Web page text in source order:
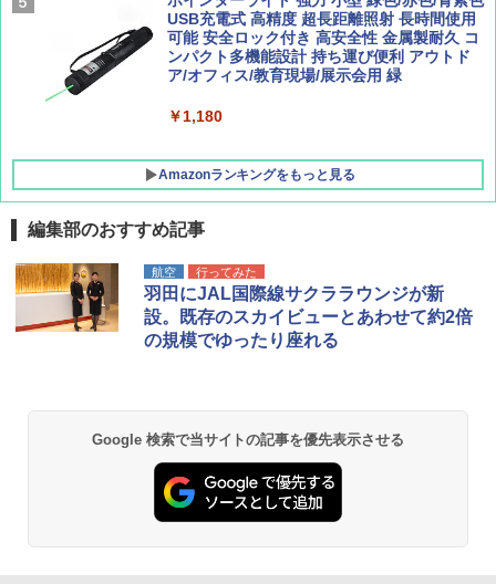
X 2人用 3人用 キャンプ アウトドア フェス
収納 コンパクト 簡単設営 カンガルーテント
ソロキャンプ ソロテント
USB充電式 高精度 超長距離照射 長時間使用
可能 安全ロック付き 高安全性 金属製耐久 コ
ンパクト多機能設計 持ち運び便利 アウトド
ア/オフィス/教育現場/展示会用 緑
￥1,180
Amazonランキングをもっと見る
編集部のおすすめ記事
航空 行ってみた
羽田にJAL国際線サクララウンジが新
設。既存のスカイビューとあわせて約2倍
の規模でゆったり座れる
Google 検索で当サイトの記事を優先表示させる